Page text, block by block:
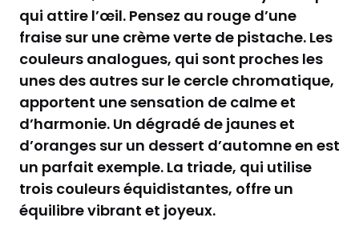
qui attire l’œil. Pensez au rouge d’une
fraise sur une crème verte de pistache. Les
couleurs analogues, qui sont proches les
unes des autres sur le cercle chromatique,
apportent une sensation de calme et
d’harmonie. Un dégradé de jaunes et
d’oranges sur un dessert d’automne en est
un parfait exemple. La triade, qui utilise
trois couleurs équidistantes, offre un
équilibre vibrant et joyeux.